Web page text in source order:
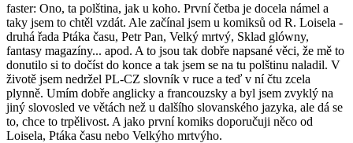
faster: Ono, ta polština, jak u koho. První četba je docela námel a
taky jsem to chtěl vzdát. Ale začínal jsem u komiksů od R. Loisela -
druhá řada Ptáka času, Petr Pan, Velký mrtvý, Sklad glówny,
fantasy magazíny... apod. A to jsou tak dobře napsané věci, že mě to
donutilo si to dočíst do konce a tak jsem se na tu polštinu naladil. V
životě jsem nedržel PL-CZ slovník v ruce a teď v ní čtu zcela
plynně. Umím dobře anglicky a francouzsky a byl jsem zvyklý na
jiný slovosled ve větách než u dalšího slovanského jazyka, ale dá se
to, chce to trpělivost. A jako první komiks doporučuji něco od
Loisela, Ptáka času nebo Velkýho mrtvýho.